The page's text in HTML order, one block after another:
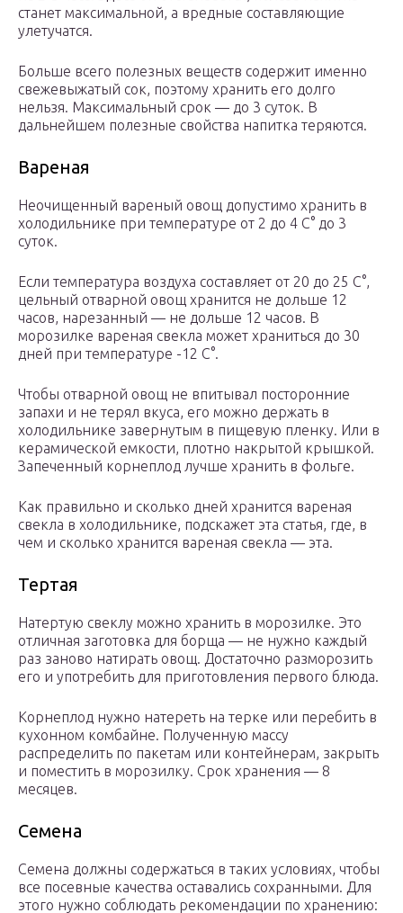
станет максимальной, а вредные составляющие
улетучатся.
Больше всего полезных веществ содержит именно
свежевыжатый сок, поэтому хранить его долго
нельзя. Максимальный срок — до 3 суток. В
дальнейшем полезные свойства напитка теряются.
Вареная
Неочищенный вареный овощ допустимо хранить в
холодильнике при температуре от 2 до 4 C° до 3
суток.
Если температура воздуха составляет от 20 до 25 C°,
цельный отварной овощ хранится не дольше 12
часов, нарезанный — не дольше 12 часов. В
морозилке вареная свекла может храниться до 30
дней при температуре -12 C°.
Чтобы отварной овощ не впитывал посторонние
запахи и не терял вкуса, его можно держать в
холодильнике завернутым в пищевую пленку. Или в
керамической емкости, плотно накрытой крышкой.
Запеченный корнеплод лучше хранить в фольге.
Как правильно и сколько дней хранится вареная
свекла в холодильнике, подскажет эта статья, где, в
чем и сколько хранится вареная свекла — эта.
Тертая
Натертую свеклу можно хранить в морозилке. Это
отличная заготовка для борща — не нужно каждый
раз заново натирать овощ. Достаточно разморозить
его и употребить для приготовления первого блюда.
Корнеплод нужно натереть на терке или перебить в
кухонном комбайне. Полученную массу
распределить по пакетам или контейнерам, закрыть
и поместить в морозилку. Срок хранения — 8
месяцев.
Семена
Семена должны содержаться в таких условиях, чтобы
все посевные качества оставались сохранными. Для
этого нужно соблюдать рекомендации по хранению: